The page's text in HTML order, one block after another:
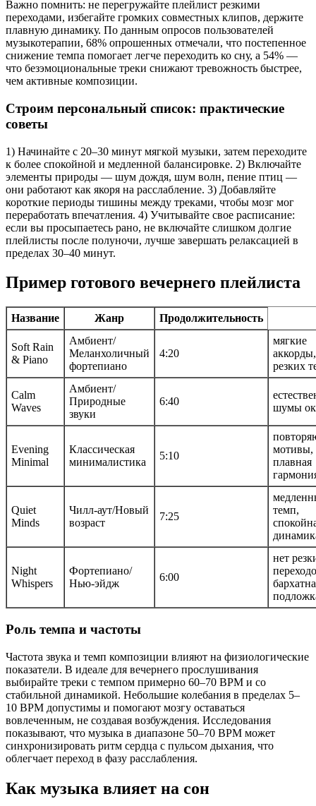
Важно помнить: не перегружайте плейлист резкими
переходами, избегайте громких совместных клипов, держите
плавную динамику. По данным опросов пользователей
музыкотерапии, 68% опрошенных отмечали, что постепенное
снижение темпа помогает легче переходить ко сну, а 54% —
что безэмоциональные треки снижают тревожность быстрее,
чем активные композиции.
Строим персональный список: практические
советы
1) Начинайте с 20–30 минут мягкой музыки, затем переходите
к более спокойной и медленной балансировке. 2) Включайте
элементы природы — шум дождя, шум волн, пение птиц —
они работают как якоря на расслабление. 3) Добавляйте
короткие периоды тишины между треками, чтобы мозг мог
переработать впечатления. 4) Учитывайте свое расписание:
если вы просыпаетесь рано, не включайте слишком долгие
плейлисты после полуночи, лучше завершать релаксацией в
пределах 30–40 минут.
Пример готового вечернего плейлиста
Название Жанр Продолжительность
Soft Rain
& Piano
Амбиент/
Меланхоличный
фортепиано
4:20
мягкие
резких
Calm
Waves
Амбиент/
Природные
звуки
6:40
шумы
Evening
Minimal
Классическая
минималистика
5:10
мотивы,
плавная
Quiet
Minds
Чилл-аут/Новый
возраст
7:25
темп,
Night
Whispers
Фортепиано/
Нью-эйдж
6:00
нет
Роль темпа и частоты
Частота звука и темп композиции влияют на физиологические
показатели. В идеале для вечернего прослушивания
выбирайте треки с темпом примерно 60–70 BPM и со
стабильной динамикой. Небольшие колебания в пределах 5–
10 BPM допустимы и помогают мозгу оставаться
вовлеченным, не создавая возбуждения. Исследования
показывают, что музыка в диапазоне 50–70 BPM может
синхронизировать ритм сердца с пульсом дыхания, что
облегчает переход в фазу расслабления.
Как музыка влияет на сон